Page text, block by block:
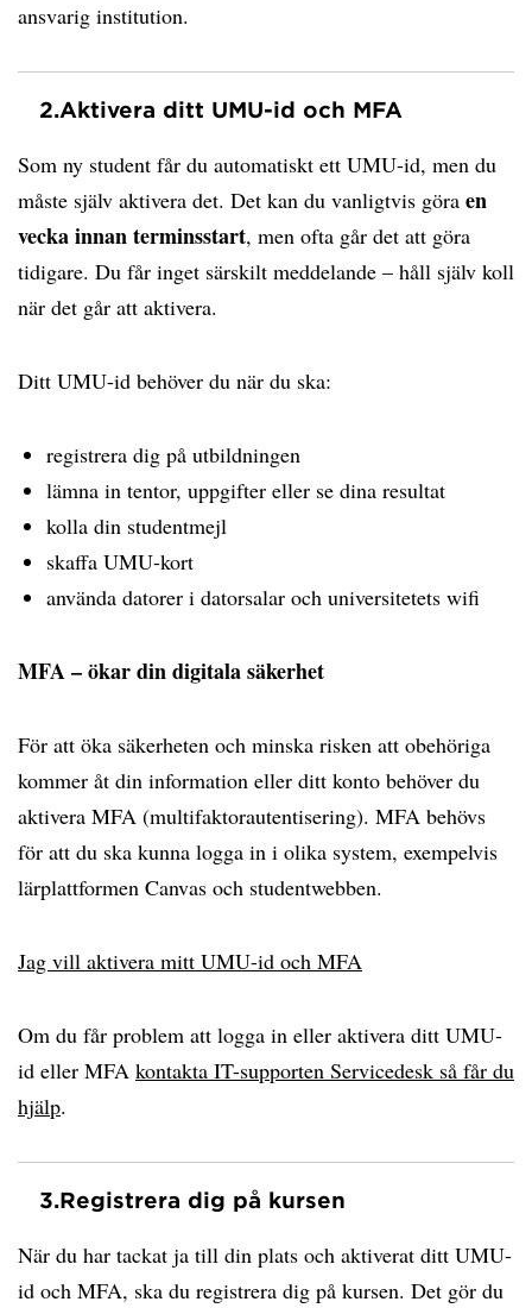
ansvarig institution.
2.Aktivera ditt UMU-id och MFA
Som ny student får du automatiskt ett UMU-id, men du
måste själv aktivera det. Det kan du vanligtvis göra en
vecka innan terminsstart, men ofta går det att göra
tidigare. Du får inget särskilt meddelande – håll själv koll
när det går att aktivera.
Ditt UMU-id behöver du när du ska:
registrera dig på utbildningen
lämna in tentor, uppgifter eller se dina resultat
kolla din studentmejl
skaffa UMU-kort
använda datorer i datorsalar och universitetets wifi
MFA – ökar din digitala säkerhet
För att öka säkerheten och minska risken att obehöriga
kommer åt din information eller ditt konto behöver du
aktivera MFA (multifaktorautentisering). MFA behövs
för att du ska kunna logga in i olika system, exempelvis
lärplattformen Canvas och studentwebben.
Jag vill aktivera mitt UMU-id och MFA
Om du får problem att logga in eller aktivera ditt UMU-
id eller MFA kontakta IT-supporten Servicedesk så får du
hjälp.
3.Registrera dig på kursen
När du har tackat ja till din plats och aktiverat ditt UMU-
id och MFA, ska du registrera dig på kursen. Det gör du